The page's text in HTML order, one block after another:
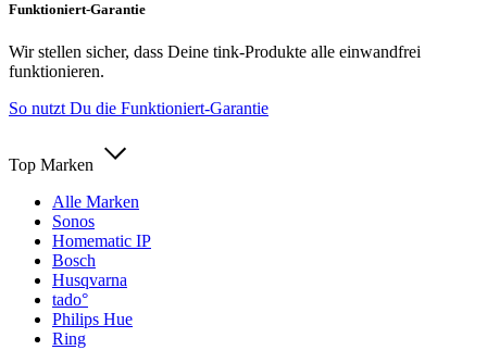
Funktioniert-Garantie
Wir stellen sicher, dass Deine tink-Produkte alle einwandfrei
funktionieren.
So nutzt Du die Funktioniert-Garantie
Top Marken
Alle Marken
Sonos
Homematic IP
Bosch
Husqvarna
tado°
Philips Hue
Ring